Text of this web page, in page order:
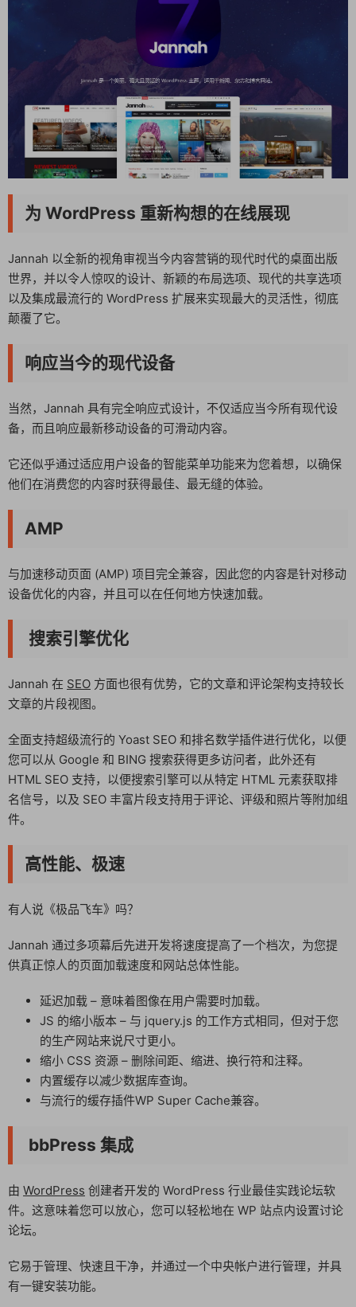
为 WordPress 重新构想的在线展现
Jannah 以全新的视角审视当今内容营销的现代时代的桌面出版
世界，并以令人惊叹的设计、新颖的布局选项、现代的共享选项
以及集成最流行的 WordPress 扩展来实现最大的灵活性，彻底
颠覆了它。
响应当今的现代设备
当然，Jannah 具有完全响应式设计，不仅适应当今所有现代设
备，而且响应最新移动设备的可滑动内容。
它还似乎通过适应用户设备的智能菜单功能来为您着想，以确保
他们在消费您的内容时获得最佳、最无缝的体验。
AMP
与加速移动页面 (AMP) 项目完全兼容，因此您的内容是针对移动
设备优化的内容，并且可以在任何地方快速加载。
搜索引擎优化
Jannah 在 SEO 方面也很有优势，它的文章和评论架构支持较长
文章的片段视图。
全面支持超级流行的 Yoast SEO 和排名数学插件进行优化，以便
您可以从 Google 和 BING 搜索获得更多访问者，此外还有
HTML SEO 支持，以便搜索引擎可以从特定 HTML 元素获取排
名信号，以及 SEO 丰富片段支持用于评论、评级和照片等附加组
件。
高性能、极速
有人说《极品飞车》吗？
Jannah 通过多项幕后先进开发将速度提高了一个档次，为您提
供真正惊人的页面加载速度和网站总体性能。
延迟加载 – 意味着图像在用户需要时加载。
JS 的缩小版本 – 与 jquery.js 的工作方式相同，但对于您
的生产网站来说尺寸更小。
缩小 CSS 资源 – 删除间距、缩进、换行符和注释。
内置缓存以减少数据库查询。
与流行的缓存插件WP Super Cache兼容。
bbPress 集成
由 WordPress 创建者开发的 WordPress 行业最佳实践论坛软
件。这意味着您可以放心，您可以轻松地在 WP 站点内设置讨论
论坛。
它易于管理、快速且干净，并通过一个中央帐户进行管理，并具
有一键安装功能。